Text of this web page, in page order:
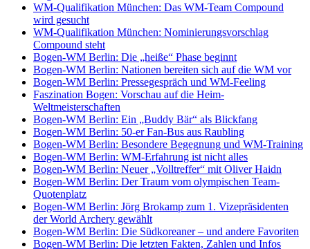
WM-Qualifikation München: Das WM-Team Compound
wird gesucht
WM-Qualifikation München: Nominierungsvorschlag
Compound steht
Bogen-WM Berlin: Die „heiße“ Phase beginnt
Bogen-WM Berlin: Nationen bereiten sich auf die WM vor
Bogen-WM Berlin: Pressegespräch und WM-Feeling
Faszination Bogen: Vorschau auf die Heim-
Weltmeisterschaften
Bogen-WM Berlin: Ein „Buddy Bär“ als Blickfang
Bogen-WM Berlin: 50-er Fan-Bus aus Raubling
Bogen-WM Berlin: Besondere Begegnung und WM-Training
Bogen-WM Berlin: WM-Erfahrung ist nicht alles
Bogen-WM Berlin: Neuer „Volltreffer“ mit Oliver Haidn
Bogen-WM Berlin: Der Traum vom olympischen Team-
Quotenplatz
Bogen-WM Berlin: Jörg Brokamp zum 1. Vizepräsidenten
der World Archery gewählt
Bogen-WM Berlin: Die Südkoreaner – und andere Favoriten
Bogen-WM Berlin: Die letzten Fakten, Zahlen und Infos